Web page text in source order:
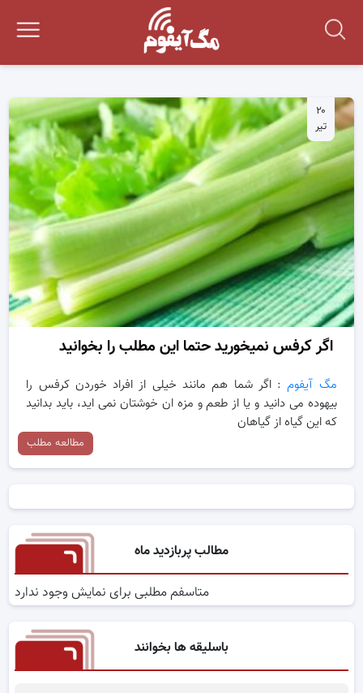
۲۰
تیر
اگر کرفس نمیخورید حتما این مطلب را بخوانید
مگ آیفوم: اگر شما هم مانند خیلی از افراد خوردن کرفس را
بیهوده می دانید و یا از طعم و مزه ان خوشتان نمی اید، باید بدانید
که این گیاه از گیاهان
مطالعه مطلب
مطالب پربازدید ماه
متاسفم مطلبی برای نمایش وجود ندارد
باسلیقه ها بخوانند